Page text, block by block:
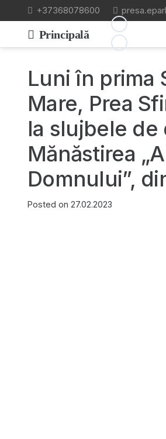
+37368078600
Principală
Luni în prima
Mare, Prea
la slujbele de
Mănăstirea
Domnului”,
Posted on 27.02.2023